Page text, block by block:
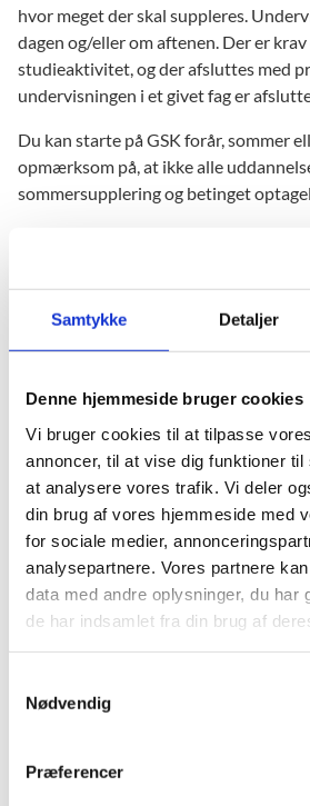
Samtykke Detaljer
Denne hjemmeside bruger cookies
Vi bruger cookies til at tilpasse
annoncer, til at vise dig funktioner
at analysere vores trafik. Vi deler
din brug af vores hjemmeside med
for sociale medier,
analysepartnere. Vores partnere
data med andre oplysninger, du har
de har indsamlet fra din brug af
Nødvendig
Præferencer
hvor meget der skal suppleres.
dagen og/eller om aftenen. Der er
studieaktivitet, og der afsluttes med
undervisningen i et givet fag er
Du kan starte på GSK forår, sommer
opmærksom på, at ikke alle
sommersupplering og betinget
gymnasiale eksamen ned, hvis den
afsluttet 1. maj 2022 eller derefter.
uddannelsen
Hvis man har en hf-eksamen eller en
forberedelseseksamen (sidstnævnte
sammenstykket af hf-enkeltfag) uden
gennem et supplerende
nærmere bestemte enkeltfag (hf-
en sådan overbygning. En hf-
forberedelseseksamen med
grundlæggende betingelse for adgang
universitetsuddannelser.
GIF – gymnasiale indslusningskurser